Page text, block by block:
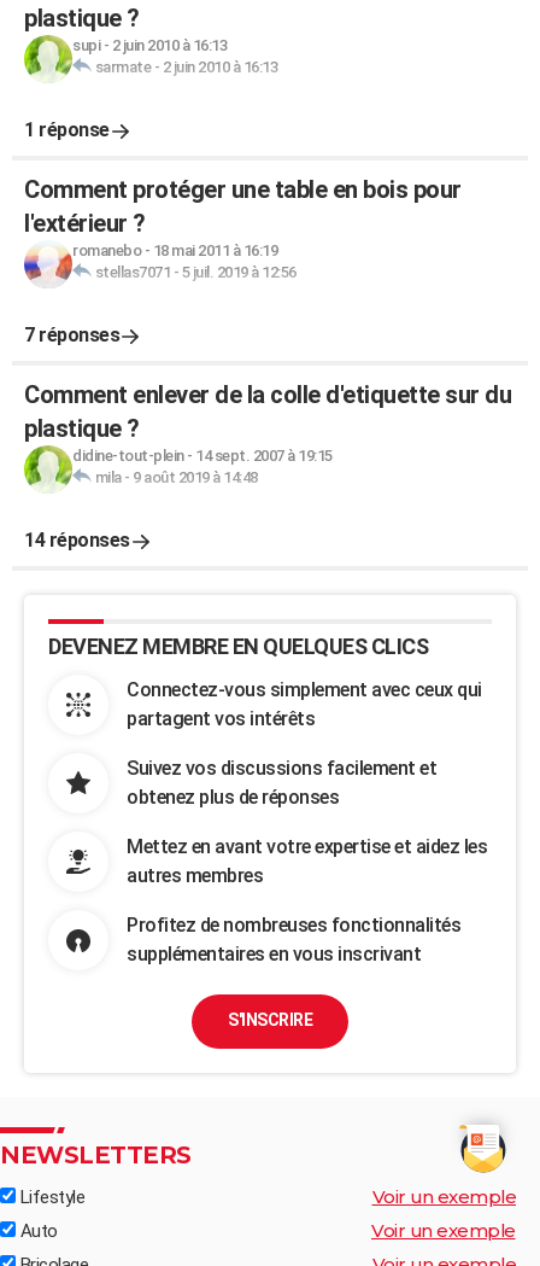
plastique ?
supi- 2 juin 2010 à 16:13
sarmate- 2 juin 2010 à 16:13
1 réponse
Comment protéger une table en bois pour
l'extérieur ?
romanebo- 18 mai 2011 à 16:19
stellas7071 - 5 juil. 2019 à 12:56
7 réponses
Comment enlever de la colle d'etiquette sur du
plastique ?
didine-tout-plein- 14 sept. 2007 à 19:15
mila- 9 août 2019 à 14:48
14 réponses
DEVENEZ MEMBRE EN QUELQUES CLICS
Connectez-vous simplement avec ceux qui
partagent vos intérêts
Suivez vos discussions facilement et
obtenez plus de réponses
Mettez en avant votre expertise et aidez les
autres membres
Profitez de nombreuses fonctionnalités
supplémentaires en vous inscrivant
S'INSCRIRE
NEWSLETTERS
Lifestyle Voir un exemple
Auto Voir un exemple